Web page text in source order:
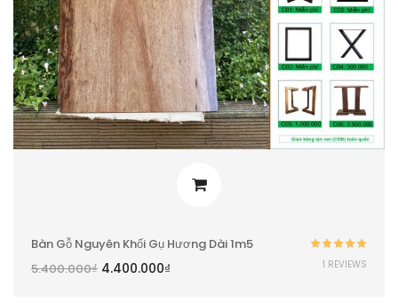
Bàn Gỗ Nguyên Khối Gụ Hương Dài 1m5
5.400.000₫ 4.400.000₫
Được xếp
hạng5.00 5
1 REVIEWS